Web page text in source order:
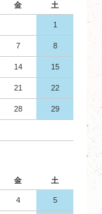
金 土
1
7 8
14 15
21 22
28 29
金 土
4 5